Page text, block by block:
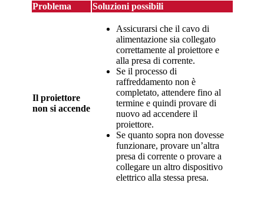
Problema Soluzioni possibili
Il proiettore
non si accende
Assicurarsi che il cavo di
alimentazione sia collegato
correttamente al proiettore e
alla presa di corrente.
Se il processo di
raffreddamento non è
completato, attendere fino al
termine e quindi provare di
nuovo ad accendere il
proiettore.
Se quanto sopra non dovesse
funzionare, provare un’altra
presa di corrente o provare a
collegare un altro dispositivo
elettrico alla stessa presa.